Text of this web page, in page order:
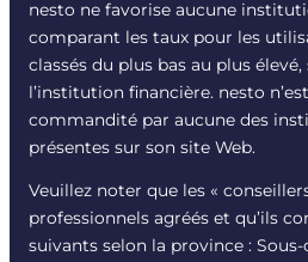
nesto ne favorise aucune
comparant les taux pour les
classés du plus bas au plus élevé,
l’institution financière. nesto
commandité par aucune des
présentes sur son site Web.
Veuillez noter que les «
professionnels agréés et qu’ils
suivants selon la province :